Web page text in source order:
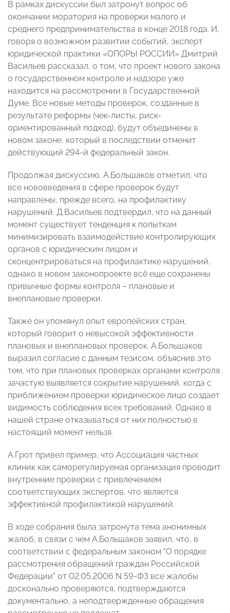
В рамках дискуссии был затронут вопрос об
окончании моратория на проверки малого и
среднего предпринимательства в конце 2018 года. И,
говоря о возможном развитии событий, эксперт
юридической практики «ОПОРЫ РОССИИ» Дмитрий
Васильев рассказал, о том, что проект нового закона
о государственном контроле и надзоре уже
находится на рассмотрении в Государственной
Думе. Все новые методы проверок, созданные в
результате реформы (чек-листы, риск-
ориентированный подход), будут объединены в
новом законе, который в последствии отменит
действующий 294-й федеральный закон.
Продолжая дискуссию, А.Большаков отметил, что
все нововведения в сфере проверок будут
направлены, прежде всего, на профилактику
нарушений. Д.Васильев подтвердил, что на данный
момент существует тенденция к попыткам
минимизировать взаимодействие контролирующих
органов с юридическим лицом и
сконцентрироваться на профилактике нарушений,
однако в новом законопроекте всё еще сохранены
привычные формы контроля – плановые и
внеплановые проверки.
Также он упомянул опыт европейских стран,
который говорит о невысокой эффективности
плановых и внеплановых проверок. А.Большаков
выразил согласие с данным тезисом, объяснив это
тем, что при плановых проверках органами контроля
зачастую выявляется сокрытие нарушений, когда с
приближением проверки юридическое лицо создает
видимость соблюдения всех требований. Однако в
нашей стране отказываться от них полностью в
настоящий момент нельзя.
А.Грот привел пример, что Ассоциация частных
клиник как саморегулируемая организация проводит
внутренние проверки с привлечением
соответствующих экспертов, что является
эффективной профилактикой нарушений.
В ходе собрания была затронута тема анонимных
жалоб, в связи с чем А.Большаков заявил, что, в
соответствии с федеральным законом "О порядке
рассмотрения обращений граждан Российской
Федерации" от 02.05.2006 N 59-ФЗ все жалобы
досконально проверяются, подтверждаются
документально, а неподтвержденные обращения